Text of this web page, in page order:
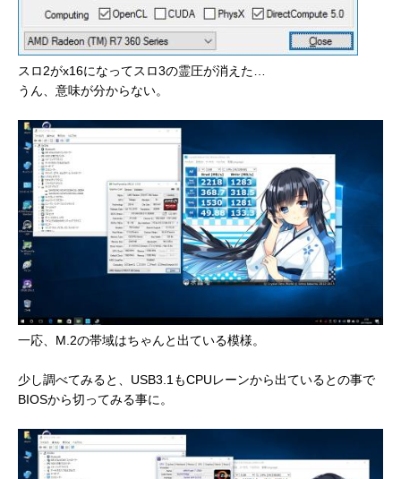
スロ2がx16になってスロ3の霊圧が消えた…
うん、意味が分からない。
一応、M.2の帯域はちゃんと出ている模様。
少し調べてみると、USB3.1もCPUレーンから出ているとの事で
BIOSから切ってみる事に。